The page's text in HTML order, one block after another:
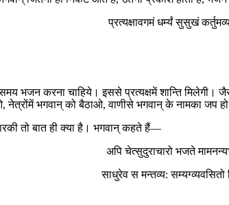
प्रत्यक्षावगमं धर्म्यं सुसुखं
भजन करना चाहिये। इससे प्रत्यक्षमें शान्ति
भगवान् को बैठाओ, वाणीसे भगवान् के नामका जप
तो बात ही क्या है। भगवान् कहते हैं—
अपि चेत्सुदुराचारो भजते
साधुरेव स मन्तव्य: सम्यग्व्यवसितो